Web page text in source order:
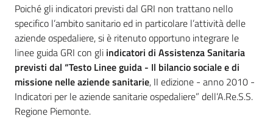
Poiché gli indicatori previsti dal GRI non trattano nello
specifico l’ambito sanitario ed in particolare l’attività delle
aziende ospedaliere, si è ritenuto opportuno integrare le
linee guida GRI con gli indicatori di Assistenza Sanitaria
previsti dal “Testo Linee guida - Il bilancio sociale e di
missione nelle aziende sanitarie, II edizione - anno 2010 -
Indicatori per le aziende sanitarie ospedaliere” dell’A.Re.S.S.
Regione Piemonte.